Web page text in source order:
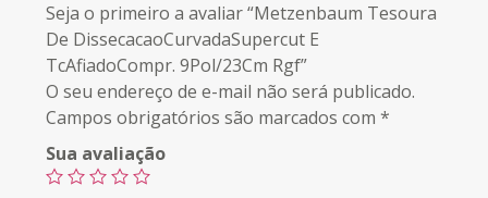
Seja o primeiro a avaliar “Metzenbaum Tesoura
De DissecacaoCurvadaSupercut E
TcAfiadoCompr. 9Pol/23Cm Rgf”
O seu endereço de e-mail não será publicado.
Campos obrigatórios são marcados com*
Sua avaliação